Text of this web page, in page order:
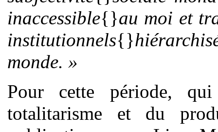
inaccessible{}au moi et
institutionnels{}
monde. »
Pour cette période,
totalitarisme et du